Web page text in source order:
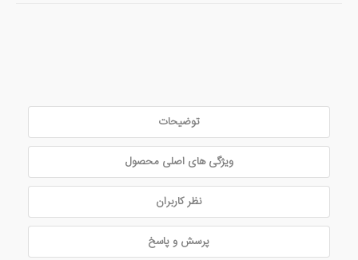
توضیحات
ویژگی های اصلی محصول
نظر کاربران
پرسش و پاسخ